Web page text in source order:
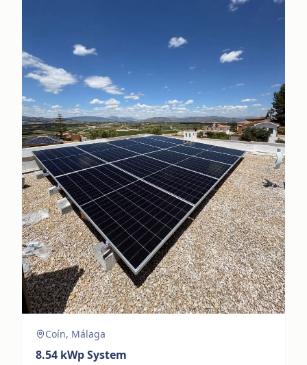
Coín, Málaga
8.54 kWp System